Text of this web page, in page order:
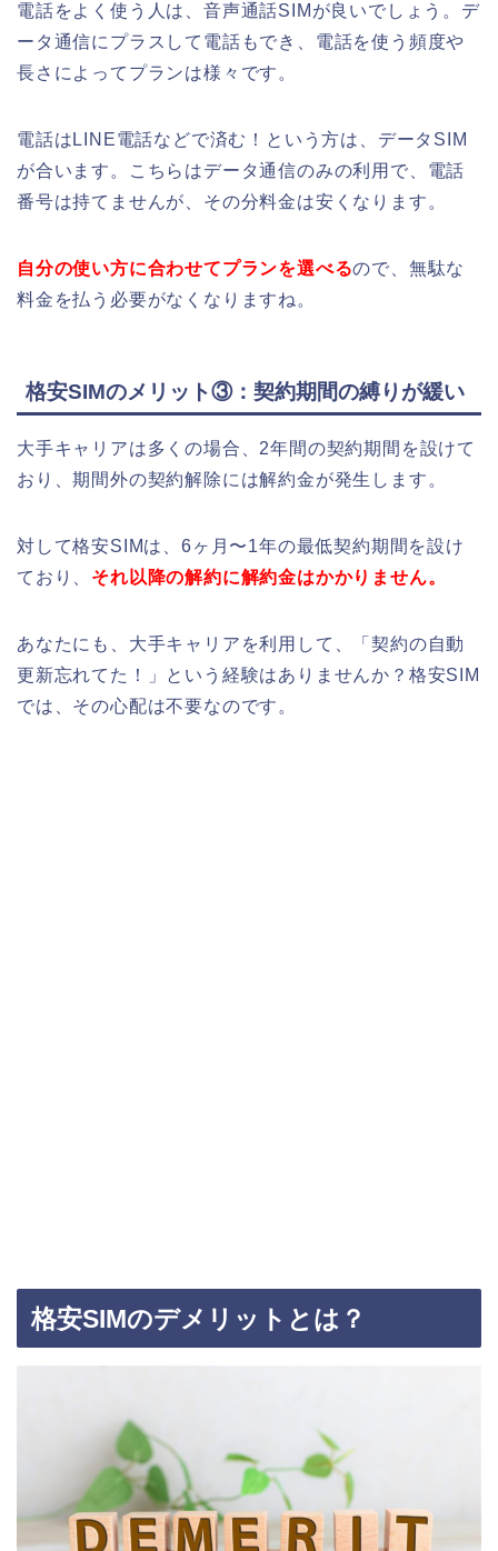
電話をよく使う人は、 音声通話SIMが良いでしょう。 デ
ータ通信にプラスして電話もでき、 電話を使う頻度や
長さによってプランは様々です。
電話はLINE電話などで済む！という方は、データSIM
が合います。こちらはデータ通信のみの利用で、電話
番号は持てませんが、その分料金は安くなります。
自分の使い方に合わせてプランを選べるので、無駄な
料金を払う必要がなくなりますね。
格安SIMのメリット③：契約期間の縛りが緩い
大手キャリアは多くの場合、2年間の契約期間を設けて
おり、期間外の契約解除には解約金が発生します。
対して格安SIMは、 6ヶ月〜1年の最低契約期間を設け
ており、 それ以降の解約に解約金はかかりません。
あなたにも、大手キャリアを利用して、「契約の自動
更新忘れてた！」という経験はありませんか？格安SIM
では、その心配は不要なのです。
格安SIMのデメリットとは？